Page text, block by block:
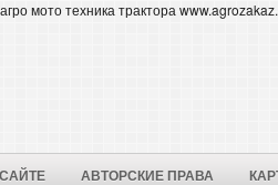
мото техника трактора
АВТОРСКИЕ ПРАВА